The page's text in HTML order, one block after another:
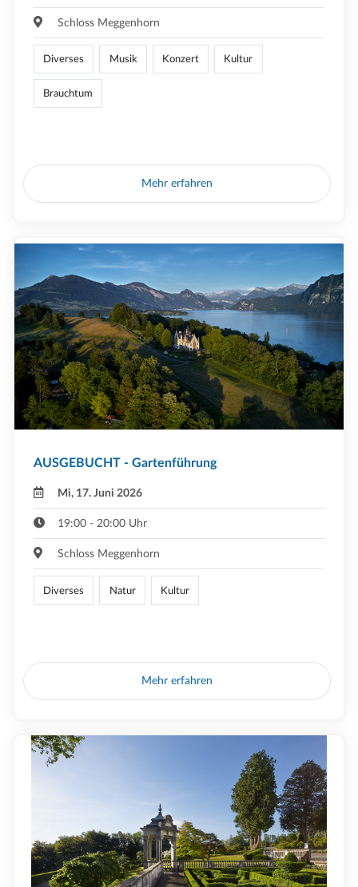
Schloss Meggenhorn
Diverses Musik Konzert Kultur
Brauchtum
Mehr erfahren
AUSGEBUCHT - Gartenführung
Mi, 17. Juni 2026
19:00 - 20:00 Uhr
Schloss Meggenhorn
Diverses Natur Kultur
Mehr erfahren